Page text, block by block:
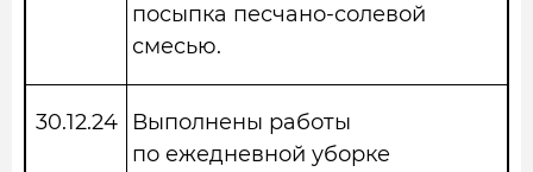
посыпка песчано-солевой
смесью.
30.12.24
Выполнены работы
по ежедневной уборке